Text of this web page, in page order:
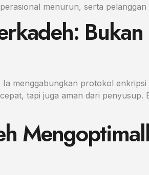
menurun, serta
menggabungkan protokol
tapi juga aman dari